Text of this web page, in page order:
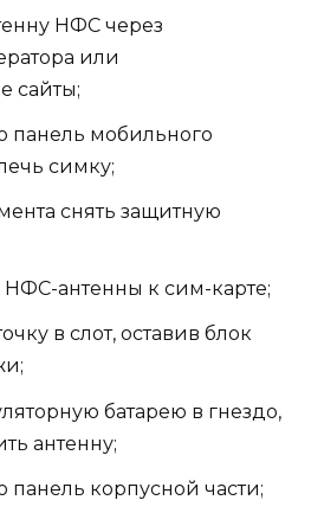
НФС через
или
сайты;
панель мобильного
симку;
снять защитную
антенны к сим-карте;
в слот, оставив блок
батарею в гнездо,
антенну;
панель корпусной части;